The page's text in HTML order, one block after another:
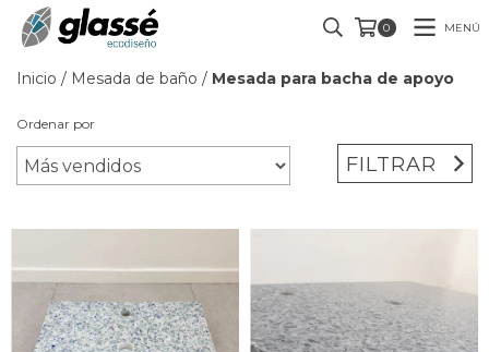
0 MENÚ
Inicio / Mesada de baño / Mesada para bacha de apoyo
Ordenar por
FILTRAR